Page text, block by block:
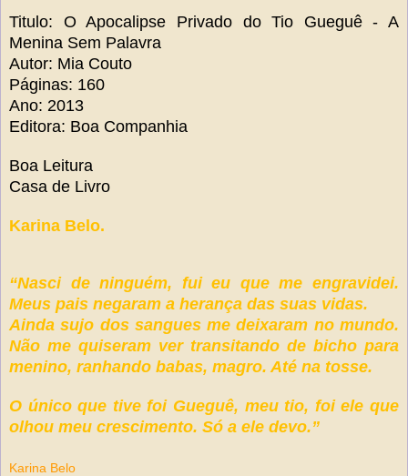
Titulo: O Apocalipse Privado do Tio Gueguê - A
Menina Sem Palavra
Autor: Mia Couto
Páginas: 160
Ano: 2013
Editora: Boa Companhia
Boa Leitura
Casa de Livro
Karina Belo.
“Nasci de ninguém, fui eu que me engravidei.
Meus pais negaram a herança das suas vidas.
Ainda sujo dos sangues me deixaram no mundo.
Não me quiseram ver transitando de bicho para
menino, ranhando babas, magro. Até na tosse.
O único que tive foi Gueguê, meu tio, foi ele que
olhou meu crescimento. Só a ele devo.”
Karina Belo